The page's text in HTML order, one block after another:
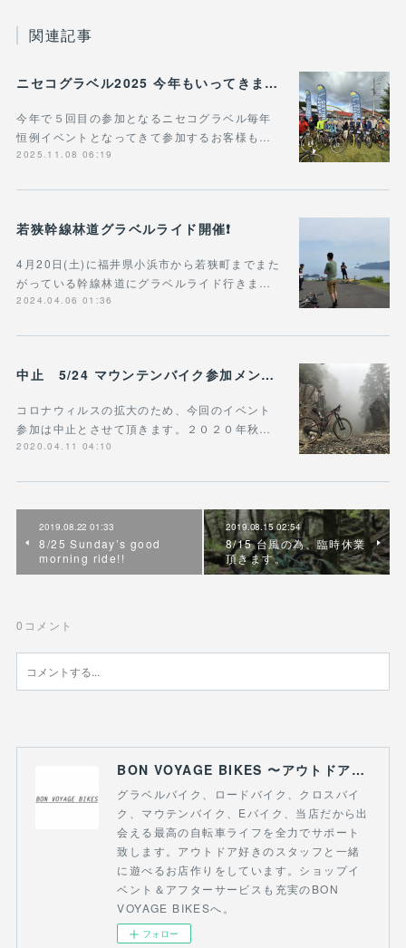
関連記事
ニセコグラベル2025 今年もいってきました！
今年で５回目の参加となるニセコグラベル毎年
恒例イベントとなってきて参加するお客様も…
2025.11.08 06:19
若狭幹線林道グラベルライド開催❗️
4月20日(土)に福井県小浜市から若狭町までまた
がっている幹線林道にグラベルライド行きま…
2024.04.06 01:36
中止 5/24 マウンテンバイク参加メンバー 募集
コロナウィルスの拡大のため、今回のイベント
参加は中止とさせて頂きます。２０２０年秋…
2020.04.11 04:10
2019.08.22 01:33
8/25 Sunday’s good
morning ride!!
2019.08.15 02:54
8/15 台風の為、臨時休業
頂きます。
0 コメント
BON VOYAGE BIKES 〜アウトドアライフにつながる自転車専門店〜
グラベルバイク、ロードバイク、クロスバイ
ク、マウテンバイク、Eバイク、当店だから出
会える最高の自転車ライフを全力でサポート
致します。アウトドア好きのスタッフと一緒
に遊べるお店作りをしています。ショップイ
ベント＆アフターサービスも充実のBON
VOYAGE BIKESへ。
フォロー